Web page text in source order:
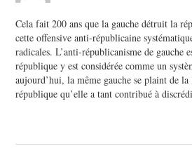
Cela fait 200 ans que la gauche détruit la
cette offensive anti-républicaine
radicales. L’anti-républicanisme de gauche
république y est considérée comme un
aujourd’hui, la même gauche se plaint de
république qu’elle a tant contribué à